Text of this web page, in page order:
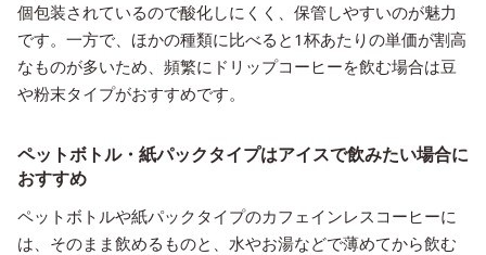
個包装されているので酸化しにくく、保管しやすいのが魅力
です。一方で、ほかの種類に比べると1杯あたりの単価が割高
なものが多いため、頻繁にドリップコーヒーを飲む場合は豆
や粉末タイプがおすすめです。
ペットボトル・紙パックタイプはアイスで飲みたい場合に
おすすめ
ペットボトルや紙パックタイプのカフェインレスコーヒーに
は、そのまま飲めるものと、水やお湯などで薄めてから飲む